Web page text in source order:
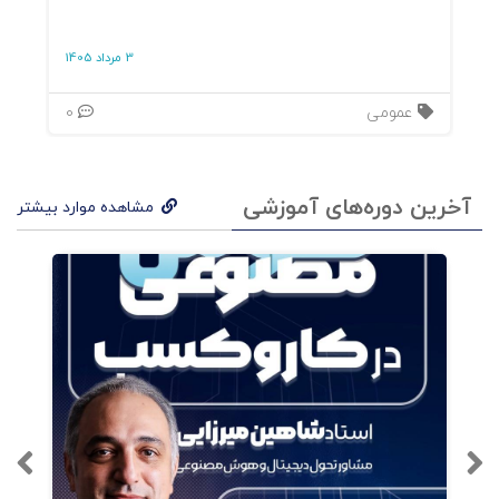
فروشگاه غذا و شبه غذا
فصل سوم : فروشگاه های خرده فروشی
کالاهای عمومی
فصل چهارم : خرده فروشیآنلاین: مورد
مطالعه : زالاندو
فصل پنجم : رویکرد کانال های مختلف
خرده فروشی برای یک خرید
3 مرداد 1405
عمومی
آخرین دوره‌های آموزشی مشاهده موارد بیشتر